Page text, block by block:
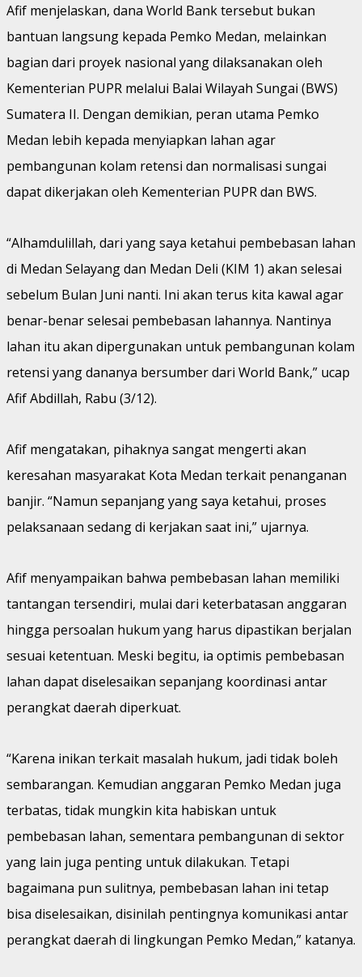
Afif menjelaskan, dana World Bank tersebut bukan
bantuan langsung kepada Pemko Medan, melainkan
bagian dari proyek nasional yang dilaksanakan oleh
Kementerian PUPR melalui Balai Wilayah Sungai (BWS)
Sumatera II. Dengan demikian, peran utama Pemko
Medan lebih kepada menyiapkan lahan agar
pembangunan kolam retensi dan normalisasi sungai
dapat dikerjakan oleh Kementerian PUPR dan BWS.
“Alhamdulillah, dari yang saya ketahui pembebasan lahan
di Medan Selayang dan Medan Deli (KIM 1) akan selesai
sebelum Bulan Juni nanti. Ini akan terus kita kawal agar
benar-benar selesai pembebasan lahannya. Nantinya
lahan itu akan dipergunakan untuk pembangunan kolam
retensi yang dananya bersumber dari World Bank,” ucap
Afif Abdillah, Rabu (3/12).
Afif mengatakan, pihaknya sangat mengerti akan
keresahan masyarakat Kota Medan terkait penanganan
banjir. “Namun sepanjang yang saya ketahui, proses
pelaksanaan sedang di kerjakan saat ini,” ujarnya.
Afif menyampaikan bahwa pembebasan lahan memiliki
tantangan tersendiri, mulai dari keterbatasan anggaran
hingga persoalan hukum yang harus dipastikan berjalan
sesuai ketentuan. Meski begitu, ia optimis pembebasan
lahan dapat diselesaikan sepanjang koordinasi antar
perangkat daerah diperkuat.
“Karena inikan terkait masalah hukum, jadi tidak boleh
sembarangan. Kemudian anggaran Pemko Medan juga
terbatas, tidak mungkin kita habiskan untuk
pembebasan lahan, sementara pembangunan di sektor
yang lain juga penting untuk dilakukan. Tetapi
bagaimana pun sulitnya, pembebasan lahan ini tetap
bisa diselesaikan, disinilah pentingnya komunikasi antar
perangkat daerah di lingkungan Pemko Medan,” katanya.